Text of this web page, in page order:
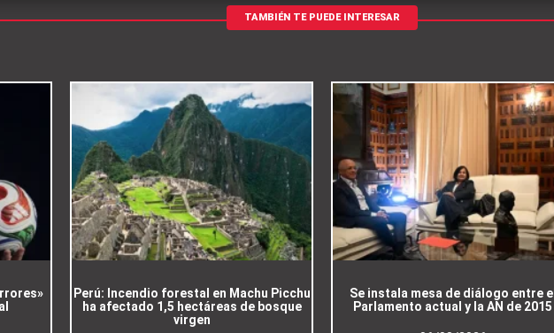
TAMBIÉN TE PUEDE INTERESAR
Perú: Incendio forestal en Machu Picchu
ha afectado 1,5 hectáreas de bosque
virgen
Se instala mesa de diálogo entre el
Parlamento actual y la AN de 2015